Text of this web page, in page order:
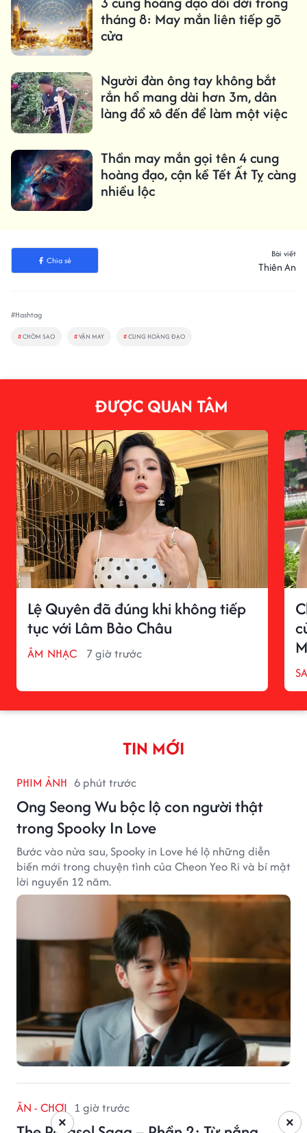
tháng 8: May mắn liên tiếp gõ
cửa
Người đàn ông tay không bắt
rắn hổ mang dài hơn 3m, dân
làng đổ xô đến để làm một việc
Thần may mắn gọi tên 4 cung
hoàng đạo, cận kề Tết Ất Tỵ càng
nhiều lộc
Chia sẻ
Bài viết
Thiên An
#Hashtag
#CHÒM SAO #VẬN MAY #CUNG HOÀNG ĐẠO
ĐƯỢC QUAN TÂM
Lệ Quyên đã đúng khi không tiếp
tục với Lâm Bảo Châu
ÂM NHẠC 7 giờ trước
TIN MỚI
PHIM ẢNH 6 phút trước
Ong Seong Wu bộc lộ con người thật
trong Spooky In Love
Bước vào nửa sau, Spooky in Love hé lộ những diễn
biến mới trong chuyện tình của Cheon Yeo Ri và bí mật
lời nguyền 12 năm.
ĂN - CHƠI 1 giờ trước
×
×